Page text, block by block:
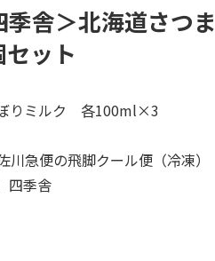
舎＞北海道さつま
ット
ぼりミルク 各100ml×3
急便の飛脚クール便（冷凍）
四季舎